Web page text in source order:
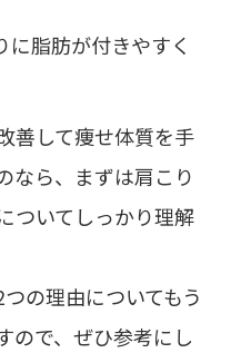
に脂肪が付きやすく
善して痩せ体質を手
なら、まずは肩こり
ついてしっかり理解
の理由についてもう
ので、ぜひ参考にし